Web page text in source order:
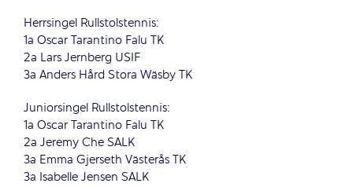
Herrsingel Rullstolstennis:
1a Oscar Tarantino Falu TK
2a Lars Jernberg USIF
3a Anders Hård Stora Wäsby TK
Juniorsingel Rullstolstennis:
1a Oscar Tarantino Falu TK
2a Jeremy Che SALK
3a Emma Gjerseth Västerås TK
3a Isabelle Jensen SALK